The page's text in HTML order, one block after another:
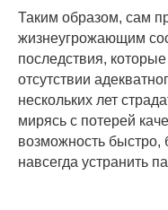
Таким образом, сам
жизнеугрожающим
последствия,
отсутствии
нескольких лет
мирясь с потерей
возможность быстро,
навсегда устранить